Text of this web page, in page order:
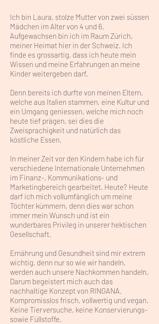
Ich bin Laura, stolze Mutter von zwei süssen
Mädchen im Alter von 4 und 6.
Aufgewachsen bin ich im Raum Zürich,
meiner Heimat hier in der Schweiz. Ich
finde es grossartig, dass ich heute mein
Wissen und meine Erfahrungen an meine
Kinder weitergeben darf.
Denn bereits ich durfte von meinen Eltern,
welche aus Italien stammen, eine Kultur und
ein Umgang geniessen, welche mich noch
heute tief prägen, sei dies die
Zweisprachigkeit und natürlich das
köstliche Essen.
In meiner Zeit vor den Kindern habe ich für
verschiedene Internationale Unternehmen
im Finanz-, Kommunikations- und
Marketingbereich gearbeitet. Heute? Heute
darf ich mich vollumfänglich um meine
Töchter kümmern, denn dies war schon
immer mein Wunsch und ist ein
wunderbares Privileg in unserer hektischen
Gesellschaft.
Ernährung und Gesundheit sind mir extrem
wichtig, denn nur so wie wir handeln,
werden auch unsere Nachkommen handeln.
Darum begeistert mich auch das
nachhaltige Konzept von RINGANA.
Kompromisslos frisch, vollwertig und vegan.
Keine Tierversuche, keine Konservierungs-
sowie Füllstoffe.